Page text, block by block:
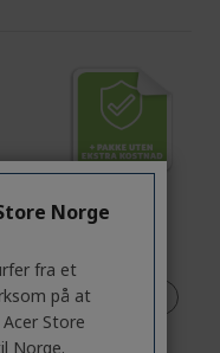
Norge
fra et
på at
Store
Norge.